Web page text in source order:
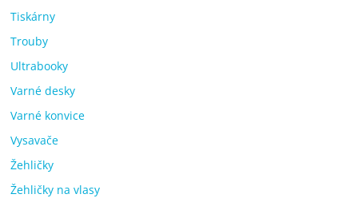
Tiskárny
Trouby
Ultrabooky
Varné desky
Varné konvice
Vysavače
Žehličky
Žehličky na vlasy